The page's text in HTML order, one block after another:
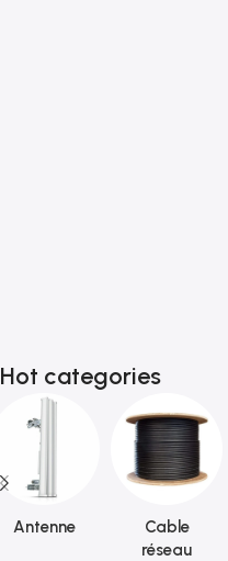
Hot categories
Antenne
Cable
réseau